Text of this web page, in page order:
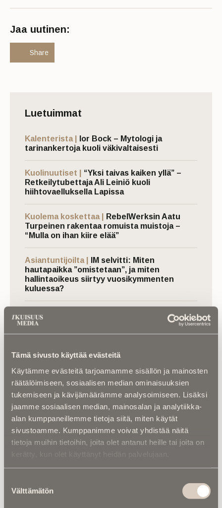
Tämä sivusto käyttää evästeitä
Käytämme evästeitä tarjoamamme sisällön ja mainosten
räätälöimiseen, sosiaalisen median ominaisuuksien
tukemiseen ja kävijämäärämme analysoimiseen. Lisäksi
jaamme sosiaalisen median, mainosalan ja analytiikka-
alan kumppaneillemme tietoja siitä, miten käytät
sivustoamme. Kumppanimme voivat yhdistää näitä
tietoja muihin tietoihin, joita olet antanut heille tai joita on
valinta
Välttämätön
Jaa uutinen:
Share
Luetuimmat
Kalenterista |
Ior Bock – Mytologi ja
tarinankertoja kuoli väkivaltaisesti
Kuolinuutiset |
“Yksi taivas kaiken yllä” –
Retkeilytubettaja Ali Leiniö kuoli
hiihtovaelluksella Lapissa
Kuolema koskettaa |
RebelWerksin Aatu
Turpeinen rakentaa romuista muistoja –
“Mulla on ihan kiire elää”
Asiantuntijoilta |
IM selvitti: Miten
hautapaikka ”omistetaan”, ja miten
hallintaoikeus siirtyy vuosikymmenten
kuluessa?
Asiantuntijoilta |
kalmasiivouksen? – Moni maksaa turhaan
vainajan vuokra-asunnon siivouksesta ­
Luitko jo nämä?